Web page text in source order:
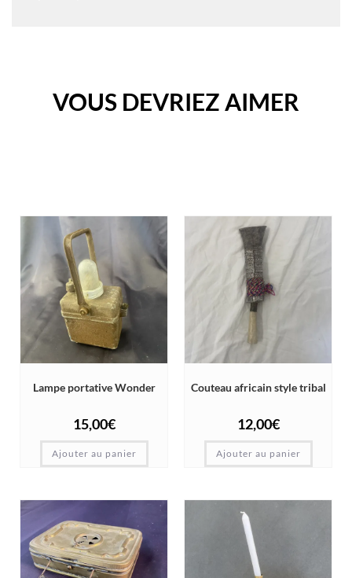
VOUS DEVRIEZ AIMER
Lampe portative Wonder
15,00€
Ajouter au panier
Couteau africain style tribal
12,00€
Ajouter au panier